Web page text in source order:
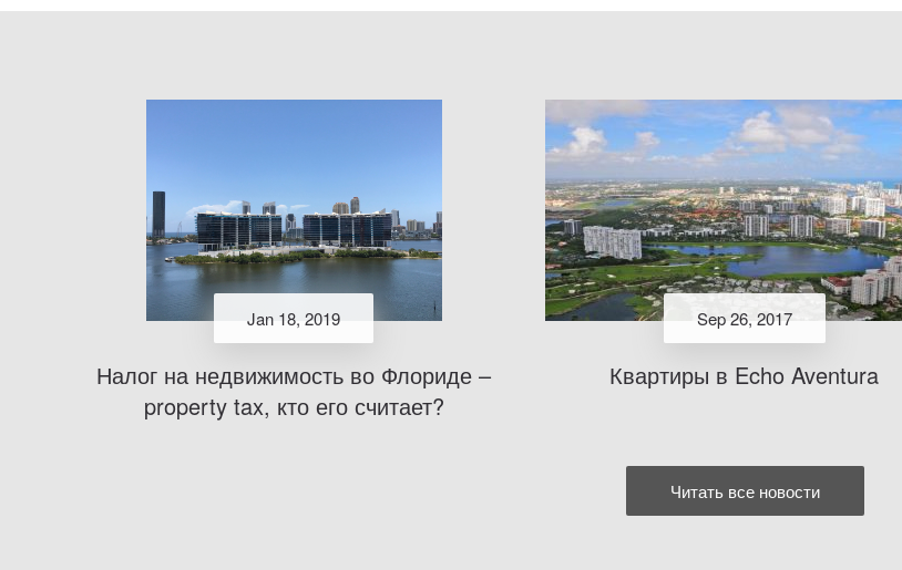
Jan 18, 2019
Налог на недвижимость во Флориде –
property tax, кто его считает?
Sep 26, 2017
Квартиры в Echo Aventura
Читать все новости